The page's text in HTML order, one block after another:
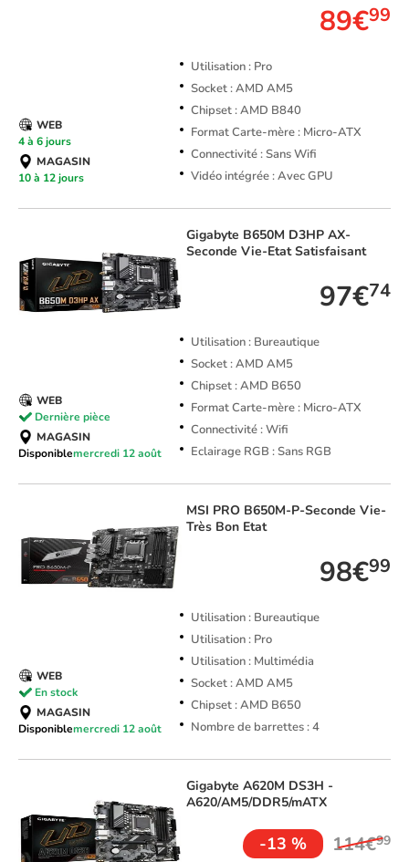
89€99
Utilisation : Pro
Socket : AMD AM5
Chipset : AMD B840
Format Carte-mère : Micro-ATX
Connectivité : Sans Wifi
Vidéo intégrée : Avec GPU
WEB
4 à 6 jours
MAGASIN
10 à 12 jours
Gigabyte B650M D3HP AX-
Seconde Vie-Etat Satisfaisant
97€74
Utilisation : Bureautique
Socket : AMD AM5
Chipset : AMD B650
Format Carte-mère : Micro-ATX
Connectivité : Wifi
Eclairage RGB : Sans RGB
WEB
Dernière pièce
MAGASIN
Disponiblemercredi 12 août
MSI PRO B650M-P-Seconde Vie-
Très Bon Etat
98€99
Utilisation : Bureautique
Utilisation : Pro
Utilisation : Multimédia
Socket : AMD AM5
Chipset : AMD B650
Nombre de barrettes : 4
WEB
En stock
MAGASIN
Disponiblemercredi 12 août
Gigabyte A620M DS3H -
A620/AM5/DDR5/mATX
-13 % 114€99